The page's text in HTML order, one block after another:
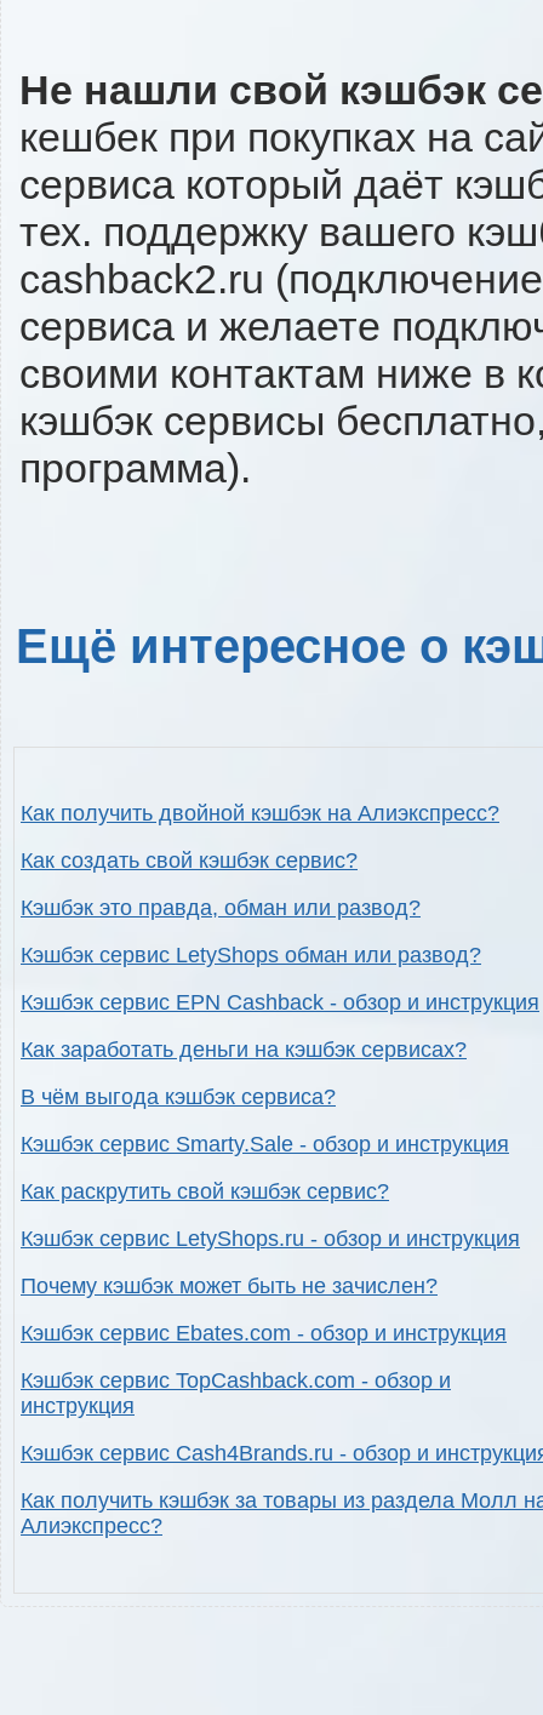
Не нашли свой кэшбэк
кешбек при покупках на
сервиса который даёт
тех. поддержку вашего
cashback2.ru
сервиса и желаете
своими контактам ниже в
кэшбэк сервисы
программа).
Ещё интересное о
Как получить двойной кэшбэк на Алиэкспресс?
Как создать свой кэшбэк сервис?
Кэшбэк это правда, обман или развод?
Кэшбэк сервис LetyShops обман или развод?
Кэшбэк сервис EPN Cashback - обзор и инструкция
Как заработать деньги на кэшбэк сервисах?
В чём выгода кэшбэк сервиса?
Кэшбэк сервис Smarty.Sale - обзор и инструкция
Как раскрутить свой кэшбэк сервис?
Кэшбэк сервис LetyShops.ru - обзор и инструкция
Почему кэшбэк может быть не зачислен?
Кэшбэк сервис Ebates.com - обзор и инструкция
Кэшбэк сервис TopCashback.com - обзор и
инструкция
Кэшбэк сервис Cash4Brands.ru - обзор и
Как получить кэшбэк за товары из раздела Молл
Алиэкспресс?